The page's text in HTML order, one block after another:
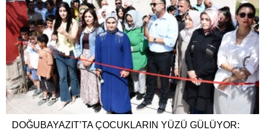
DOĞUBAYAZIT’TA ÇOCUKLARIN YÜZÜ GÜLÜYOR: